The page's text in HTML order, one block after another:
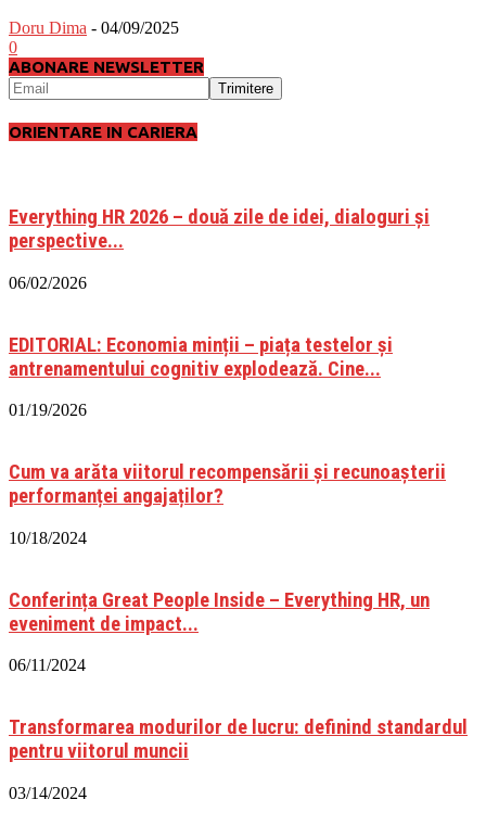
Doru Dima - 04/09/2025
0
ABONARE NEWSLETTER
ORIENTARE IN CARIERA
Everything HR 2026 – două zile de idei, dialoguri și
perspective...
06/02/2026
EDITORIAL: Economia minții – piața testelor și
antrenamentului cognitiv explodează. Cine...
01/19/2026
Cum va arăta viitorul recompensării și recunoașterii
performanței angajaților?
10/18/2024
Conferința Great People Inside – Everything HR, un
eveniment de impact...
06/11/2024
Transformarea modurilor de lucru: definind standardul
pentru viitorul muncii
03/14/2024